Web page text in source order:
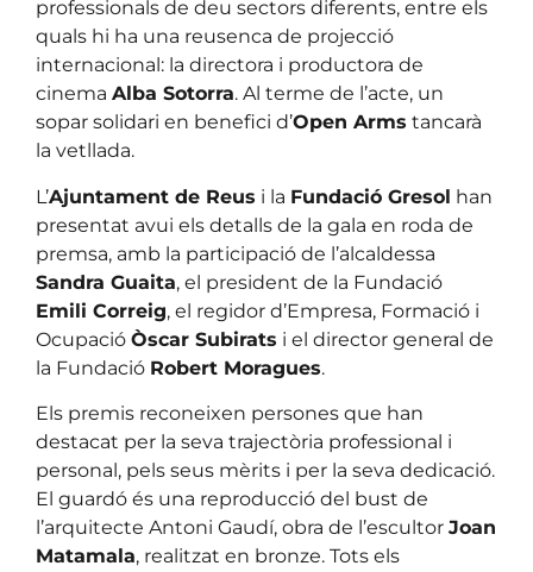
professionals de deu sectors diferents, entre els
quals hi ha una reusenca de projecció
internacional: la directora i productora de
cinema Alba Sotorra. Al terme de l’acte, un
sopar solidari en benefici d’Open Arms tancarà
la vetllada.
L’Ajuntament de Reus i la Fundació Gresol han
presentat avui els detalls de la gala en roda de
premsa, amb la participació de l’alcaldessa
Sandra Guaita, el president de la Fundació
Emili Correig, el regidor d’Empresa, Formació i
Ocupació Òscar Subirats i el director general de
la Fundació Robert Moragues.
Els premis reconeixen persones que han
destacat per la seva trajectòria professional i
personal, pels seus mèrits i per la seva dedicació.
El guardó és una reproducció del bust de
l’arquitecte Antoni Gaudí, obra de l’escultor Joan
Matamala, realitzat en bronze. Tots els